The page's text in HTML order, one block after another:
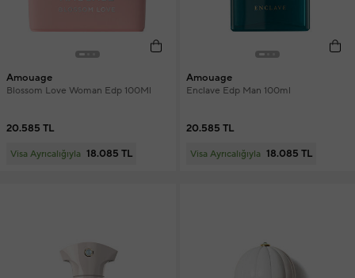
Amouage
Blossom Love Woman Edp 100Ml
20.585 TL
Visa Ayrıcalığıyla 18.085 TL
Amouage
Enclave Edp Man 100ml
20.585 TL
Visa Ayrıcalığıyla 18.085 TL